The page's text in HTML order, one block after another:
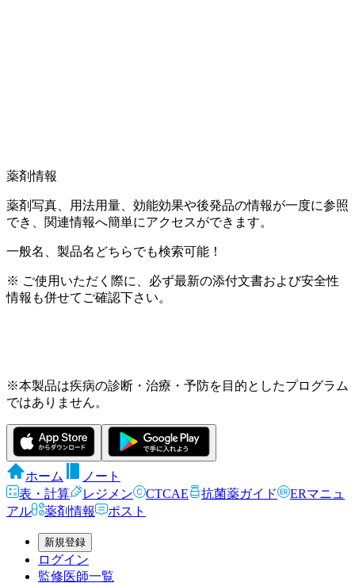
薬剤情報
薬剤写真、用法用量、効能効果や後発品の情報が一度に参照
でき、関連情報へ簡単にアクセスができます。
一般名、製品名どちらでも検索可能！
※ ご使用いただく際に、必ず最新の添付文書および安全性
情報も併せてご確認下さい。
※本製品は疾病の診断・治療・予防を目的としたプログラム
ではありません。
ホーム
ノート
表・計算
レジメン CTCAE 抗菌薬ガイド
ERマニュ
アル
薬剤情報 ポスト
新規登録
ログイン
監修医師一覧